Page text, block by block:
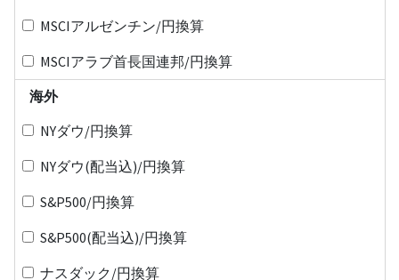
MSCIアルゼンチン/円換算
MSCIアラブ首長国連邦/円換算
海外
NYダウ/円換算
NYダウ(配当込)/円換算
S&P500/円換算
S&P500(配当込)/円換算
ナスダック/円換算